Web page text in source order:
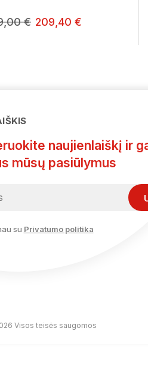
€ 209,40 €
naujienlaiškį ir
mūsų pasiūlymus
su Privatumo politika
Visos teisės saugomos